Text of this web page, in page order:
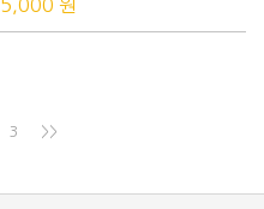
5,000 원
3 >>